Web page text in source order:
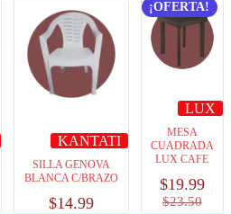
KANTATI
SILLA GENOVA
BLANCA C/BRAZO
$14.99
¡OFERTA!
LUX
MESA
CUADRADA
LUX CAFE
$23.50
$19.99